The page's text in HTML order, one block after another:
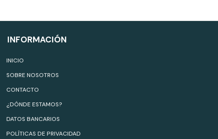
INFORMACIÓN
INICIO
SOBRE NOSOTROS
CONTACTO
¿DÓNDE ESTAMOS?
DATOS BANCARIOS
POLÍTICAS DE PRIVACIDAD